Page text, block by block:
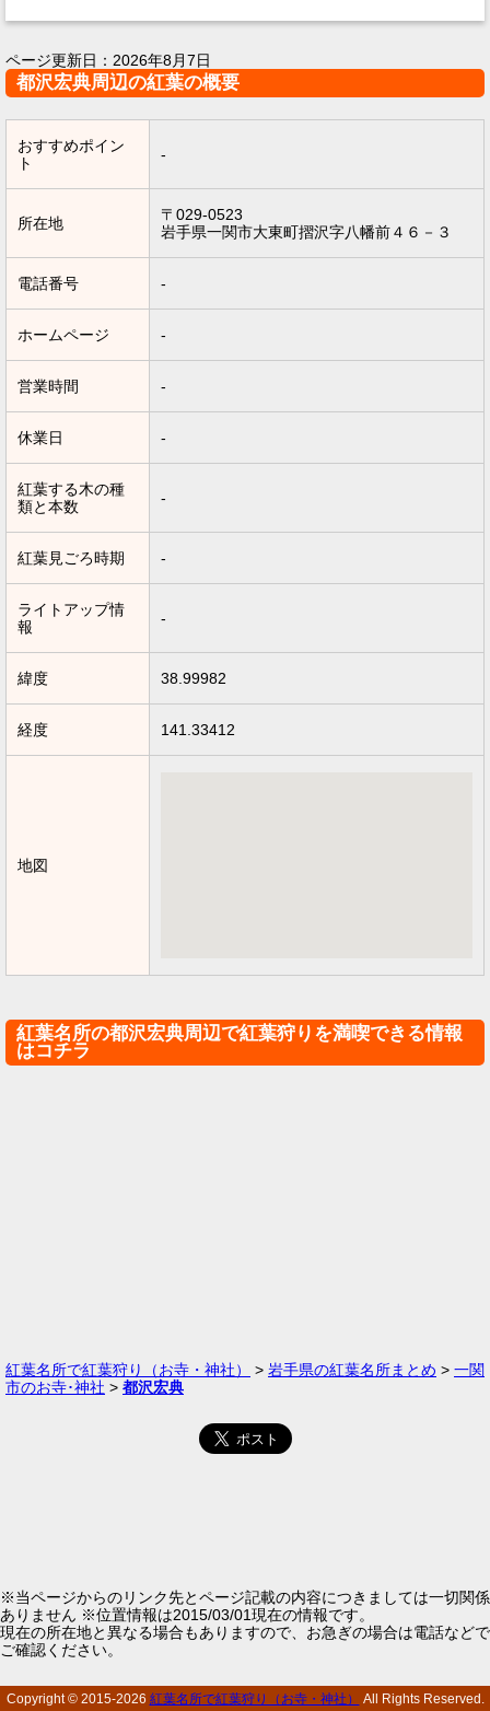
ページ更新日： 2026年8月7日
都沢宏典周辺の紅葉の概要
おすすめポイン
ト
-
所在地
〒029-0523
岩手県一関市大東町摺沢字八幡前４６－３
電話番号 -
ホームページ -
営業時間 -
休業日 -
紅葉する木の種
類と本数
-
紅葉見ごろ時期 -
ライトアップ情
報
-
緯度 38.99982
経度 141.33412
地図
紅葉名所の都沢宏典周辺で紅葉狩りを満喫できる情報
はコチラ
紅葉名所で紅葉狩り（お寺・神社） > 岩手県の紅葉名所まとめ > 一関
市のお寺･神社 > 都沢宏典
※当ページからのリンク先とページ記載の内容につきましては一切関係
ありません ※位置情報は2015/03/01現在の情報です。
現在の所在地と異なる場合もありますので、お急ぎの場合は電話などで
ご確認ください。
Copyright © 2015-2026 紅葉名所で紅葉狩り（お寺・神社） All Rights Reserved.